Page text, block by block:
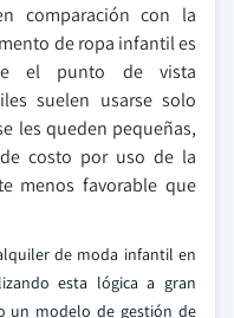
comparación con la
de ropa infantil es
el punto de vista
suelen usarse solo
les queden pequeñas,
costo por uso de la
menos favorable que
de moda infantil en
esta lógica a gran
un modelo de gestión de